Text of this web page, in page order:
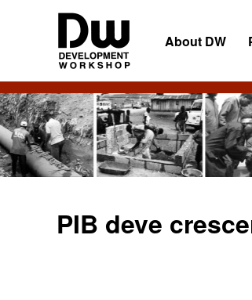
DW
Angola
Development
Workshop
Angola
About DW
PIB deve